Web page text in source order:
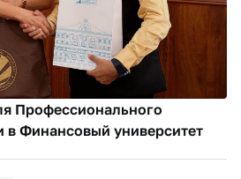
Профессионального
в Финансовый университет